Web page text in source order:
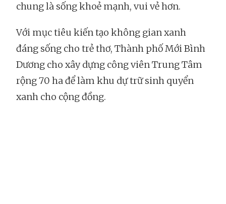
chung là sống khoẻ mạnh, vui vẻ hơn.
Với mục tiêu kiến tạo không gian xanh
đáng sống cho trẻ thơ, Thành phố Mới Bình
Dương cho xây dựng công viên Trung Tâm
rộng 70 ha để làm khu dự trữ sinh quyển
xanh cho cộng đồng.